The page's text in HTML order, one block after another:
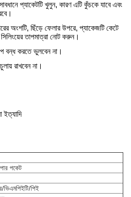
প্যাকেটটি খুলুন, কারণ এটি কুঁচকে যাবে এবং
অংশটি, ছিঁড়ে ফেলার উপরে, প্যাকেজটি কেটে
তাপমাত্রা নোট করুন।
বন্ধ করতে ভুলবেন না।
রাখবেন না।
ইত্যাদি
পকেট
ভিএমপিইটি/পিই